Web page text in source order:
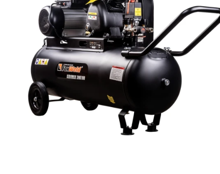
Прокладка резиновая (N000-031- N000-
031-777
+
Шатун D23хd12х87 (N000-031-
N000-
031-788
266.94
Винт M8х22 (Левая резьба) Hex
(N000-031-779)
N000-
031-779
126.48
Кривошип (N000-031-789)
N000-
031-789
458.56
Картер коленвала (N000-031-
738)
Кольцо уплотнительное
N000-
031-781